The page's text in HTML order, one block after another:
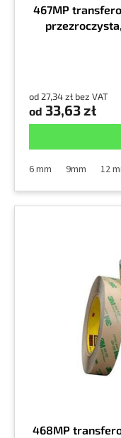
467MP
od 27,34 zł bez VAT
od 33,63 zł
6 mm 9mm 12
468MP